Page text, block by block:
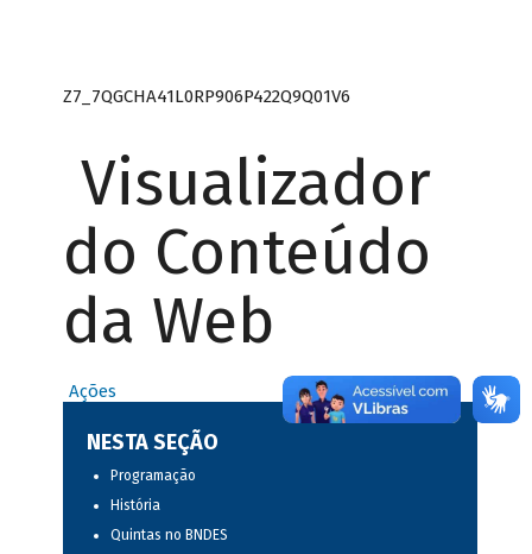
Z7_7QGCHA41L0RP906P422Q9Q01V6
Visualizador
do Conteúdo
da Web
Ações
NESTA SEÇÃO
Programação
História
Quintas no BNDES